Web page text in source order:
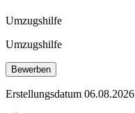
Umzugshilfe
Umzugshilfe
Bewerben
Erstellungsdatum 06.08.2026